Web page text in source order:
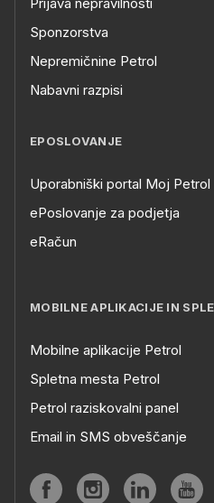
Sponzorstva
Nepremičnine Petrol
Nabavni razpisi
EPOSLOVANJE
Uporabniški portal Moj Petrol
ePoslovanje za podjetja
eRačun
MOBILNE APLIKACIJE IN
Mobilne aplikacije Petrol
Spletna mesta Petrol
Petrol raziskovalni panel
Email in SMS obveščanje